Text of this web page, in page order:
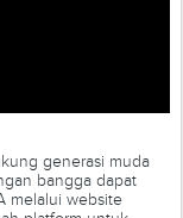
generasi muda
bangga dapat
melalui website